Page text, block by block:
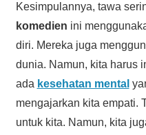
Kesimpulannya, tawa
komedien ini
diri. Mereka juga
dunia. Namun, kita harus
ada kesehatan mental
mengajarkan kita empati.
untuk kita. Namun, kita